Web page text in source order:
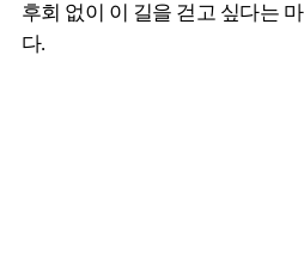
후회 없이 이 길을 걷고 싶다는
다.